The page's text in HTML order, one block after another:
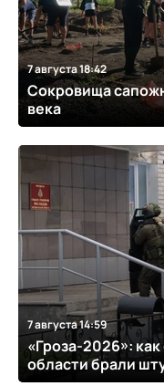
7 августа 18:42
Сокровища
века
7 августа 14:59
«Гроза-2026»:
области брали